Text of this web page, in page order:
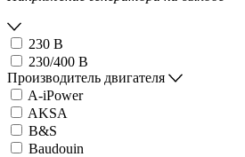
230 В
230/400 В
Производитель двигателя
A-iPower
AKSA
B&S
Baudouin